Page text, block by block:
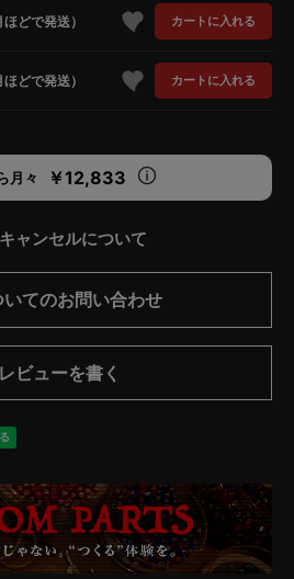
どで発送） カートに入れる
どで発送） カートに入れる
月々 ￥12,833
ャンセルについて
てのお問い合わせ
レビューを書く